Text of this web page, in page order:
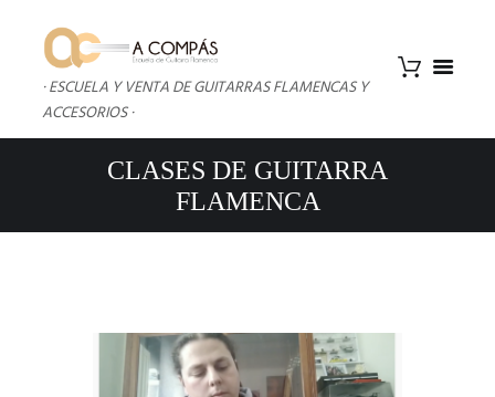
· ESCUELA Y VENTA DE GUITARRAS FLAMENCAS Y
ACCESORIOS ·
CLASES DE GUITARRA
FLAMENCA